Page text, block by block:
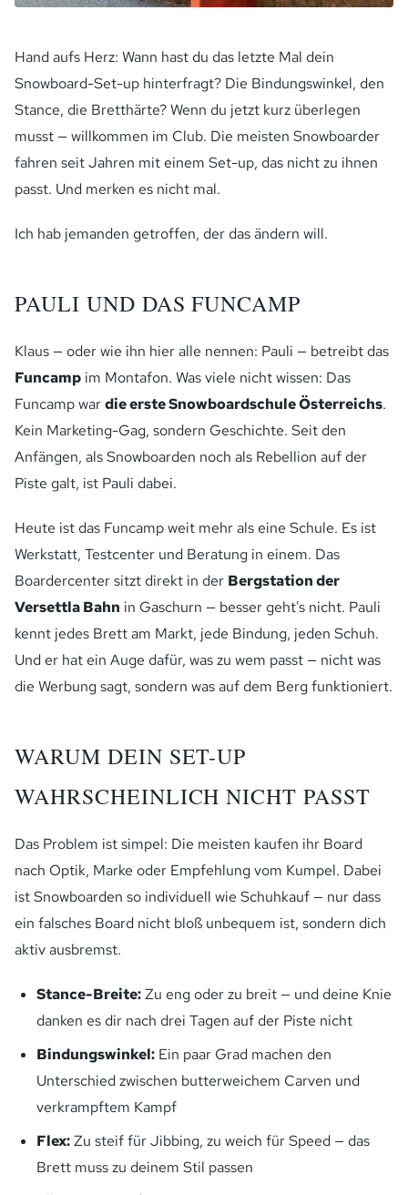
Hand aufs Herz: Wann hast du das letzte Mal dein
Snowboard-Set-up hinterfragt? Die Bindungswinkel, den
Stance, die Bretthärte? Wenn du jetzt kurz überlegen
musst — willkommen im Club. Die meisten Snowboarder
fahren seit Jahren mit einem Set-up, das nicht zu ihnen
passt. Und merken es nicht mal.
Ich hab jemanden getroffen, der das ändern will.
PAULI UND DAS FUNCAMP
Klaus — oder wie ihn hier alle nennen: Pauli — betreibt das
Funcamp im Montafon. Was viele nicht wissen: Das
Funcamp wardie erste Snowboardschule Österreichs.
Kein Marketing-Gag, sondern Geschichte. Seit den
Anfängen, als Snowboarden noch als Rebellion auf der
Piste galt, ist Pauli dabei.
Heute ist das Funcamp weit mehr als eine Schule. Es ist
Werkstatt, Testcenter und Beratung in einem. Das
Boardercenter sitzt direkt in der Bergstation der
Versettla Bahn in Gaschurn — besser geht's nicht. Pauli
kennt jedes Brett am Markt, jede Bindung, jeden Schuh.
Und er hat ein Auge dafür, was zu wem passt — nicht was
die Werbung sagt, sondern was auf dem Berg funktioniert.
WARUM DEIN SET-UP
WAHRSCHEINLICH NICHT PASST
Das Problem ist simpel: Die meisten kaufen ihr Board
nach Optik, Marke oder Empfehlung vom Kumpel. Dabei
ist Snowboarden so individuell wie Schuhkauf — nur dass
ein falsches Board nicht bloß unbequem ist, sondern dich
aktiv ausbremst.
Stance-Breite:Zu eng oder zu breit — und deine Knie
danken es dir nach drei Tagen auf der Piste nicht
Bindungswinkel: Ein paar Grad machen den
Unterschied zwischen butterweichem Carven und
verkrampftem Kampf
Flex:Zu steif für Jibbing, zu weich für Speed — das
Brett muss zu deinem Stil passen